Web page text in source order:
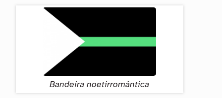
Bandeira noetirromântica